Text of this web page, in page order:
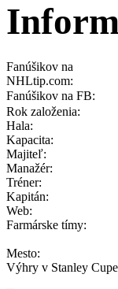
Fanúšikov na
NHLtip.com:
Fanúšikov na FB:
Rok založenia:
Hala:
Kapacita:
Majiteľ:
Manažér:
Tréner:
Kapitán:
Web:
Farmárske tímy:
Mesto:
Výhry v Stanley